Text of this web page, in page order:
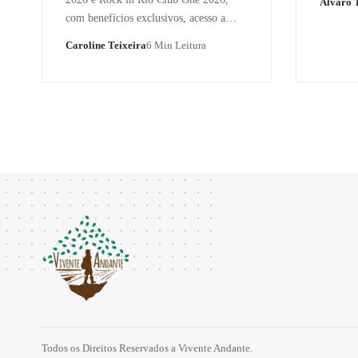
com benefícios exclusivos, acesso a…
Caroline Teixeira6 Min Leitura
Todos os Direitos Reservados a Vivente Andante.